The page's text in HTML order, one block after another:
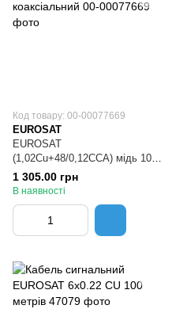
Код товару: 00-00077669
EUROSAT
EUROSAT
(1,02Cu+48/0,12CCA) мідь 100
метрів 75 Ом Кабель
коаксіальний
1 305.00 грн
В наявності